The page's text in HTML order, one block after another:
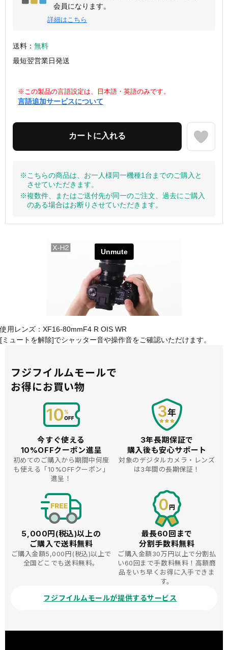
会員になります。
詳細はこちら
送料： 無料
最短翌営業日発送
※この製品の言語設定は、日本語・英語のみです。
言語追加サービスについて
※こちらの商品は、お一人様同一機種1台までのご購入と
させていただきます。
※複数件、またはご送付先が同一のご注文、過去にご購入
のある場合はお断りさせていただきます。
使用レンズ：XF16-80mmF4 R OIS WR
[ミュートを解除]でシャッター音や操作音をご確認いただけます。
フジフイルムモールで
お得にお買い物
今すぐ使える
10%OFFクーポン進呈
初めてのご購入から期間中何度
も使える
「10%OFFクーポン」
進呈！
3年長期保証で
購入後も安心サポート
対象のデジタルカメラ・レンズ
は3年間の長期保証！
5,000円(税込)以上の
ご購入で送料無料
ご購入金額5,000円(税込)以上で
全国どこでも送料無料。
最長60回まで
分割手数料無料
ご購入金額30万円以上で分割払
い60回まで手数料無料！高額商
品をいち早くお得に入手できま
す。
フジフイルムモールが提供するサービス